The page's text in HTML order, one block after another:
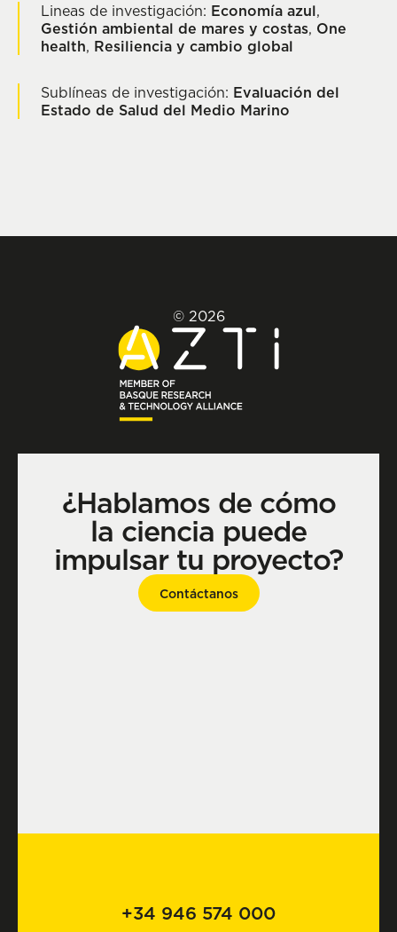
Lineas de investigación: Economía azul,
Gestión ambiental de mares y costas, One
health, Resiliencia y cambio global
Sublíneas de investigación: Evaluación del
Estado de Salud del Medio Marino
© 2026
¿Hablamos de cómo
la ciencia puede
impulsar tu proyecto?
Contáctanos
+34 946 574 000